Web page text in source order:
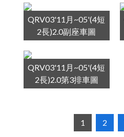
QRV03'11月~05'(4短
2長)2.0副座車圖
QRV03'11月~05'(4短
2長)2.0第3排車圖
1 2